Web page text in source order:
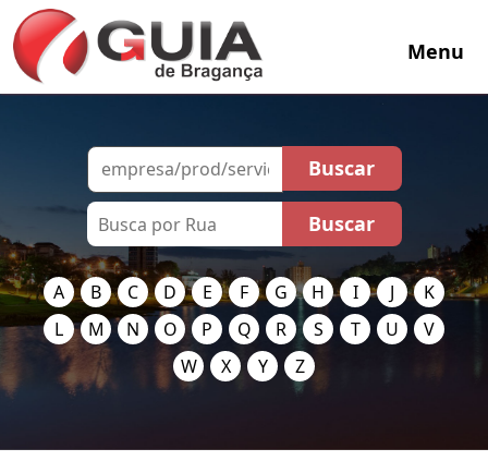
Menu
A B C D E F G H I J
K
L
M N O P Q R S T U
V
W
X Y Z